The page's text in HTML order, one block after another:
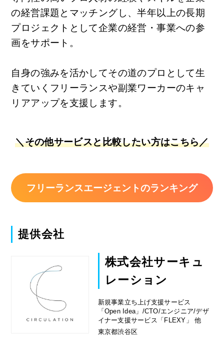
の経営課題とマッチングし、半年以上の長期
プロジェクトとして企業の経営・事業への参
画をサポート。
自身の強みを活かしてその道のプロとして生
きていくフリーランスや副業ワーカーのキャ
リアアップを支援します。
＼その他サービスと比較したい方はこちら／
フリーランスエージェントのランキング
提供会社
株式会社サーキュ
レーション
新規事業立ち上げ支援サービス
「Open Idea」/CTO/エンジニア/デザ
イナー支援サービス「FLEXY」 他
東京都渋⾕区